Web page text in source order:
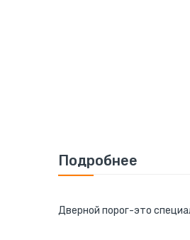
Подробнее
Дверной порог-это